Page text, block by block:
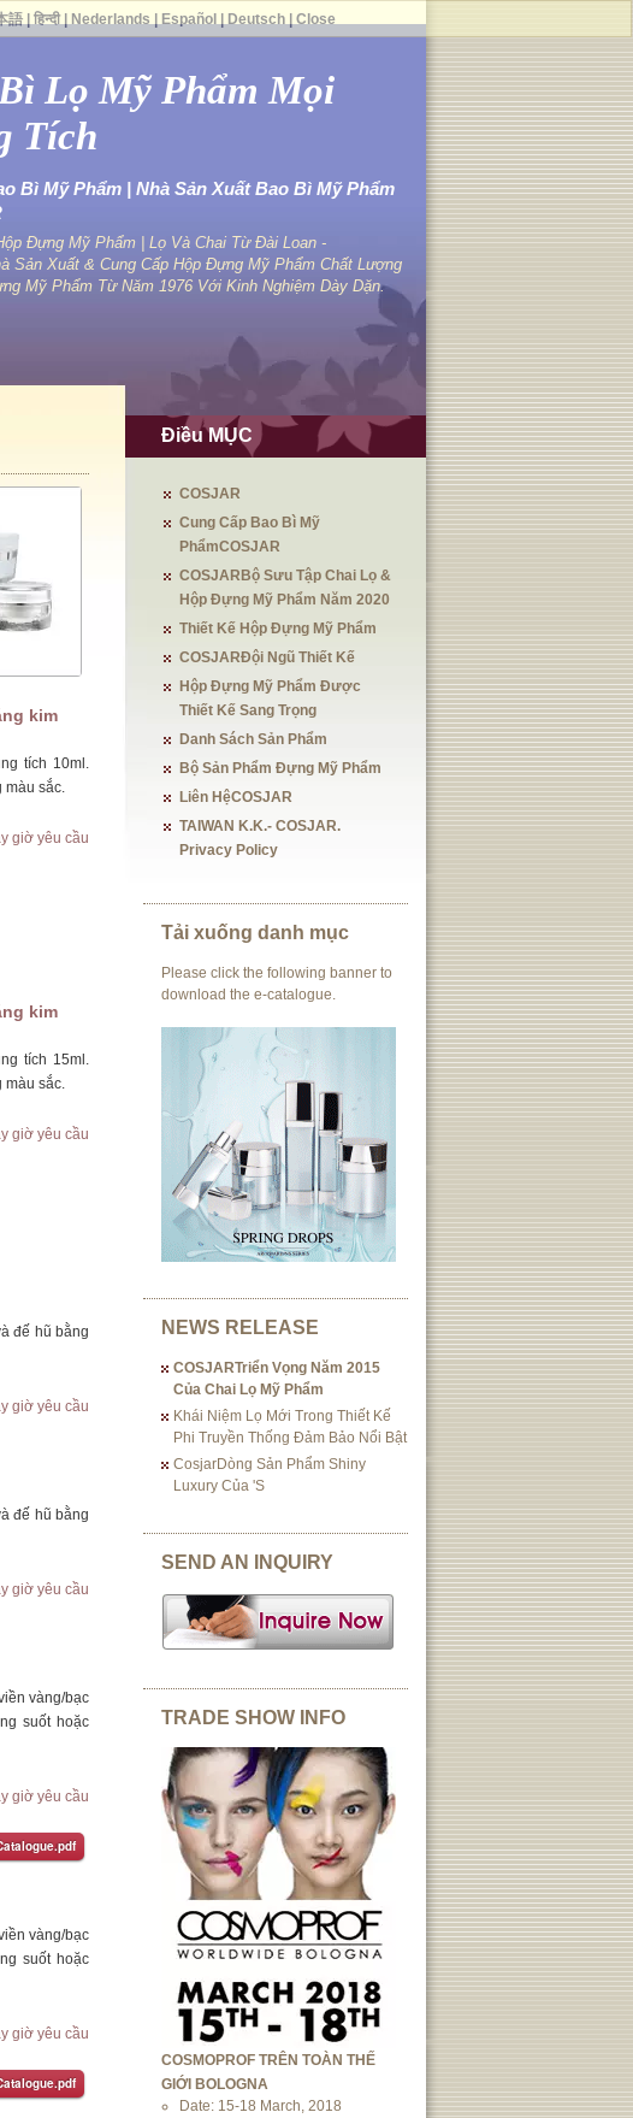
Lọ Mỹ Phẩm Mọi
Tích
Bì Mỹ Phẩm | Nhà Sản Xuất Bao Bì Mỹ Phẩm
Đựng Mỹ Phẩm | Lọ Và Chai Từ Đài Loan -
Sản Xuất & Cung Cấp Hộp Đựng Mỹ Phẩm Chất Lượng
Mỹ Phẩm Từ Năm 1976 Với Kinh Nghiệm Dày Dặn.
kim
tích 10ml.
màu sắc.
giờ yêu cầu
kim
tích 15ml.
màu sắc.
giờ yêu cầu
đế hũ bằng
giờ yêu cầu
đế hũ bằng
giờ yêu cầu
vàng/bạc
suốt hoặc
giờ yêu cầu
vàng/bạc
suốt hoặc
giờ yêu cầu
Điều MỤC
COSJAR
Cung Cấp Bao Bì Mỹ
PhẩmCOSJAR
COSJARBộ Sưu Tập Chai Lọ &
Hộp Đựng Mỹ Phẩm Năm 2020
Thiết Kế Hộp Đựng Mỹ Phẩm
COSJARĐội Ngũ Thiết Kế
Hộp Đựng Mỹ Phẩm Được
Thiết Kế Sang Trọng
Danh Sách Sản Phẩm
Bộ Sản Phẩm Đựng Mỹ Phẩm
Liên HệCOSJAR
TAIWAN K.K.- COSJAR.
Privacy Policy
Tải xuống danh mục
Please click the following banner to
download the e-catalogue.
NEWS RELEASE
COSJARTriển Vọng Năm 2015
Của Chai Lọ Mỹ Phẩm
Khái Niệm Lọ Mới Trong Thiết Kế
Phi Truyền Thống Đảm Bảo Nổi Bật
CosjarDòng Sản Phẩm Shiny
Luxury Của 's
SEND AN INQUIRY
TRADE SHOW INFO
COSMOPROF TRÊN TOÀN THẾ
GIỚI BOLOGNA
Date: 15-18 March, 2018
語| हिन्दी| Nederlands Español Deutsch| Close